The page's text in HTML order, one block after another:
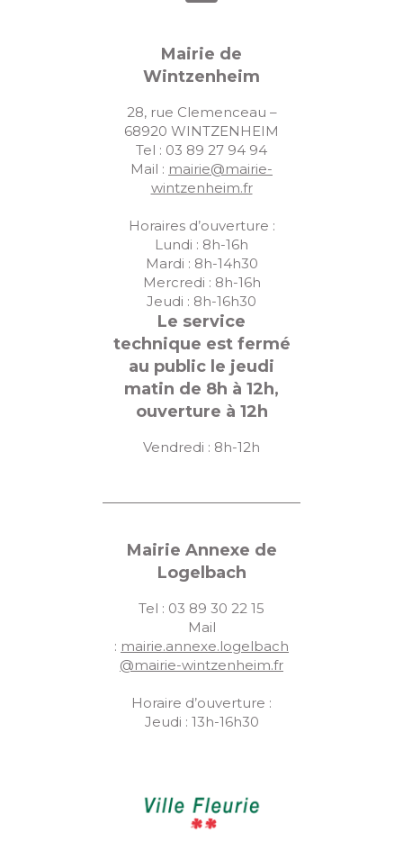
Mairie de
Wintzenheim
28, rue Clemenceau –
68920 WINTZENHEIM
Tel : 03 89 27 94 94
Mail : mairie@mairie-
wintzenheim.fr
Horaires d’ouverture :
Lundi : 8h-16h
Mardi : 8h-14h30
Mercredi : 8h-16h
Jeudi : 8h-16h30
Le service
technique est fermé
au public le jeudi
matin de 8h à 12h,
ouverture à 12h
Vendredi : 8h-12h
Mairie Annexe de
Logelbach
Tel : 03 89 30 22 15
Mail
: mairie.annexe.logelbach
@mairie-wintzenheim.fr
Horaire d’ouverture :
Jeudi : 13h-16h30